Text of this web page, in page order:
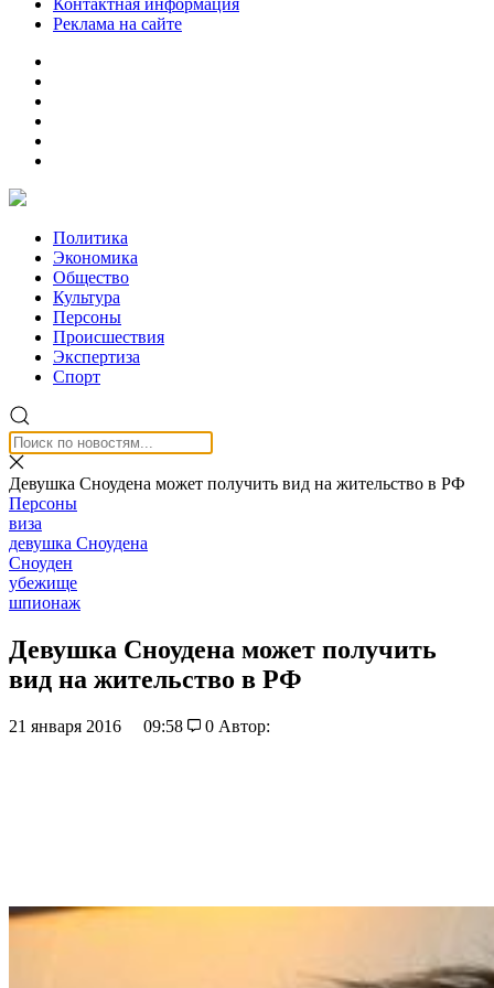
Контактная информация
Реклама на сайте
Политика
Экономика
Общество
Культура
Персоны
Происшествия
Экспертиза
Спорт
Девушка Сноудена может получить вид на жительство в РФ
Персоны
виза
девушка Сноудена
Сноуден
убежище
шпионаж
Девушка Сноудена может получить
вид на жительство в РФ
21 января 2016 09:58 0 Автор: